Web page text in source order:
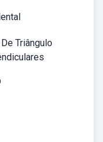
Triângulo